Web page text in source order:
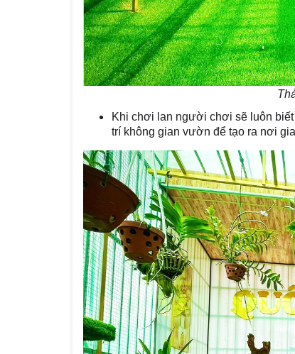
Khi chơi lan người chơi sẽ luôn biết
trí không gian vườn để tạo ra nơi